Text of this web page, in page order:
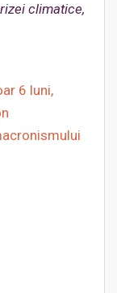
climatice,
6 luni,